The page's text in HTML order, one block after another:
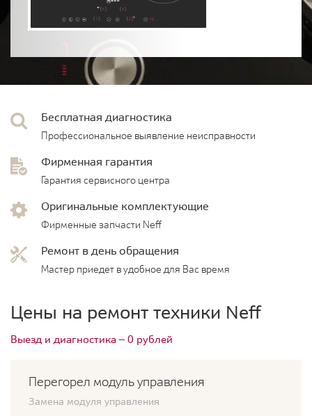
Бесплатная диагностика
Профессиональное выявление неисправности
Фирменная гарантия
Гарантия сервисного центра
Оригинальные комплектующие
Фирменные запчасти Neff
Ремонт в день обращения
Мастер приедет в удобное для Вас время
Цены на ремонт техники Neff
Выезд и диагностика — 0 рублей
Перегорел модуль управления
Замена модуля управления